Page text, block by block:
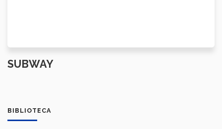
SUBWAY
BIBLIOTECA